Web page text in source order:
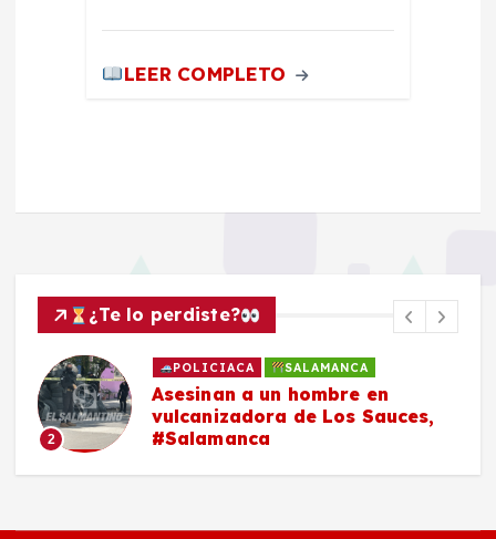
LEER COMPLETO
¿Te lo perdiste?
SALAMANCA
a un hombre en
de Los Sauces,
Una mujer
tras ser